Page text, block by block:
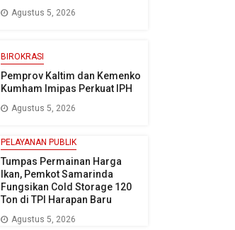
Agustus 5, 2026
BIROKRASI
Pemprov Kaltim dan Kemenko
Kumham Imipas Perkuat IPH
Agustus 5, 2026
PELAYANAN PUBLIK
Tumpas Permainan Harga
Ikan, Pemkot Samarinda
Fungsikan Cold Storage 120
Ton di TPI Harapan Baru
Agustus 5, 2026